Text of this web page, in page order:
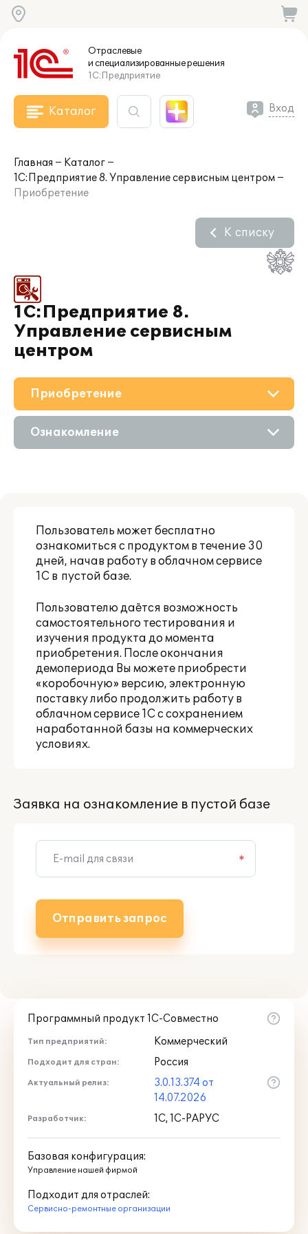
Отраслевые
и специализированныерешения
1С:Предприятие
Каталог Вход
Главная
Каталог
1С:Предприятие 8. Управление сервисным центром
Приобретение
1С:Предприятие 8.
Управление сервисным
центром
К списку
О решении
Приобретение
Партнерам
Приобретение у партнера
Аренда продукта
Ознакомление
Пользователь может бесплатно
ознакомиться с продуктом в течение 30
дней, начав работу в облачном сервисе
1С в пустой базе.
Пользователю даётся возможность
самостоятельного тестирования и
изучения продукта до момента
приобретения. После окончания
демопериода Вы можете приобрести
«коробочную» версию, электронную
поставку либо продолжить работу в
облачном сервисе 1С с сохранением
наработанной базы на коммерческих
условиях.
Заявка на ознакомление в пустой базе
*
Отправить запрос
Программный продукт 1С-Совместно
Тип предприятий: Коммерческий
Подходит для стран: Россия
Актуальный релиз:
3.0.13.374 от
14.07.2026
Разработчик: 1С, 1С-РАРУС
Базовая конфигурация:
Управление нашей фирмой
Подходит для отраслей:
Сервисно-ремонтные организации